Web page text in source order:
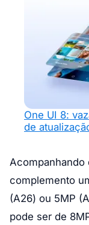
One UI 8:
de
complemento
(A26) ou 5MP
pode ser de